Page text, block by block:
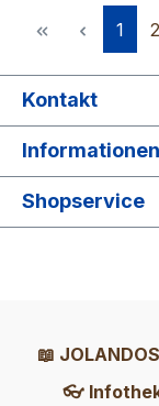
Seite
1 2
Kontakt
Informationen
Shopservice
📖
👓